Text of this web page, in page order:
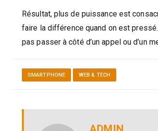
Résultat, plus de puissance est
faire la différence quand on est
pas passer à côté d’un appel ou d’un
SMARTPHONE WEB & TECH